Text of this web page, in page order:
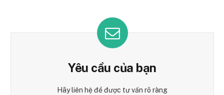
Yêu cầu của bạn
Hãy liên hệ để được tư vấn rõ ràng